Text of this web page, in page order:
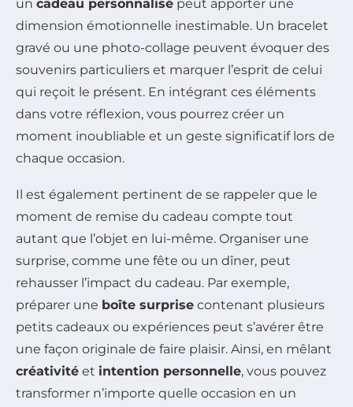
un cadeau personnalisé peut apporter une
dimension émotionnelle inestimable. Un bracelet
gravé ou une photo-collage peuvent évoquer des
souvenirs particuliers et marquer l’esprit de celui
qui reçoit le présent. En intégrant ces éléments
dans votre réflexion, vous pourrez créer un
moment inoubliable et un geste significatif lors de
chaque occasion.
Il est également pertinent de se rappeler que le
moment de remise du cadeau compte tout
autant que l’objet en lui-même. Organiser une
surprise, comme une fête ou un dîner, peut
rehausser l’impact du cadeau. Par exemple,
préparer une boîte surprise contenant plusieurs
petits cadeaux ou expériences peut s’avérer être
une façon originale de faire plaisir. Ainsi, en mêlant
créativité et intention personnelle, vous pouvez
transformer n’importe quelle occasion en un